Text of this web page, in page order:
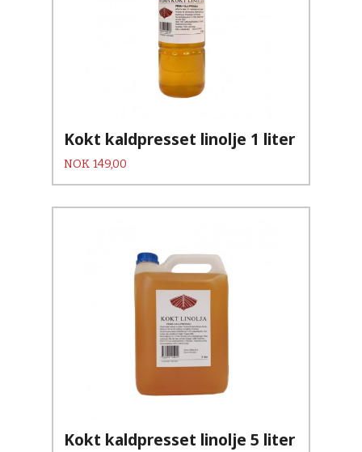
Kokt kaldpresset linolje 1 liter
Pris
NOK 149,00
Kokt kaldpresset linolje 5 liter